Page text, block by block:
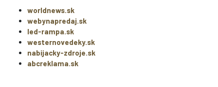
worldnews.sk
webynapredaj.sk
led-rampa.sk
westernovedeky.sk
nabijacky-zdroje.sk
abcreklama.sk